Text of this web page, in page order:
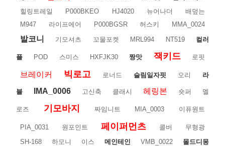
힐링트레일
P000BKEO HJ4020 뉴어나더
배덮는
M947
라이프에어 P000BGSR 허스키 MMA_0024
발코니 기모셔츠 꼬물포켓 MRL994 NT519 컬러
플 POD 스미스 HXFJK30 짱맛 잭키드 로핏
브레이커 빅로고 로너드 슬림일자핏 오리 라
블 IMA_0006 고신축 클래시 헤링본 숏퍼 멜
로즈 기모바지 짜임니트 MIA_0003 이퓨원트
PIA_0031 원포인트 페이퍼먼츠 콜버
무형광
SH-168
하모니 이스 메인테인 VMB_0022 몰드디몽